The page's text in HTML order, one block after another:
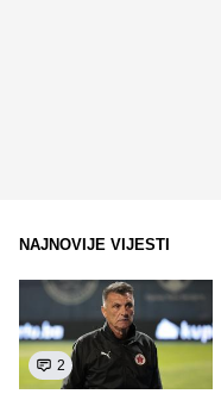
NAJNOVIJE VIJESTI
2